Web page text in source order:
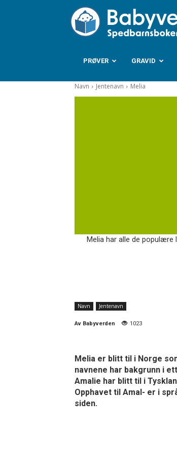
PRØVER GRAVID
Navn Jentenavn Melia
Melia har alle de populære
Navn Jentenavn
Av Babyverden 1023
Melia er blitt til i Norge
navnene har bakgrunn i
Amalie har blitt til i
Opphavet til Amal- er i
siden.